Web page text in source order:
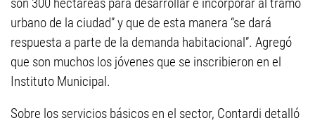
urbano de la ciudad” y que de esta manera “se dará
respuesta a parte de la demanda habitacional”. Agregó
que son muchos los jóvenes que se inscribieron en el
Instituto Municipal.
Sobre los servicios básicos en el sector, Contardi detalló